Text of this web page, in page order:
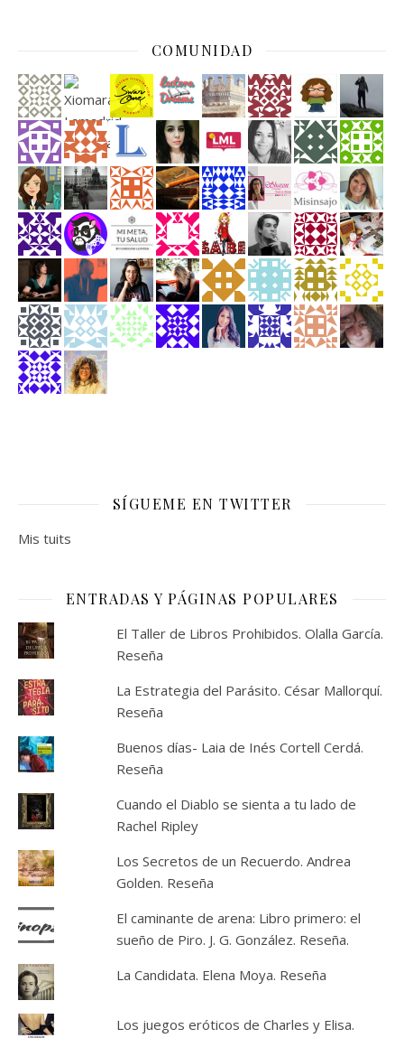
COMUNIDAD
SÍGUEME EN TWITTER
Mis tuits
ENTRADAS Y PÁGINAS POPULARES
El Taller de Libros Prohibidos. Olalla García.
Reseña
La Estrategia del Parásito. César Mallorquí.
Reseña
Buenos días- Laia de Inés Cortell Cerdá.
Reseña
Cuando el Diablo se sienta a tu lado de
Rachel Ripley
Los Secretos de un Recuerdo. Andrea
Golden. Reseña
El caminante de arena: Libro primero: el
sueño de Piro. J. G. González. Reseña.
La Candidata. Elena Moya. Reseña
Los juegos eróticos de Charles y Elisa.